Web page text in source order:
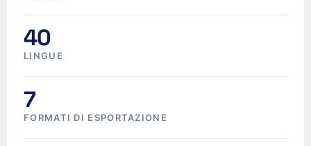
40
LINGUE
7
FORMATI DI ESPORTAZIONE